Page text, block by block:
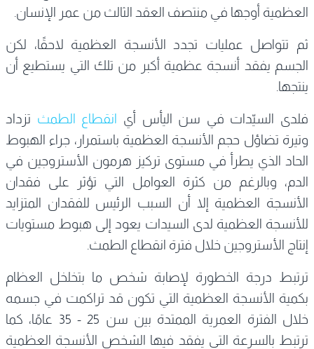
العظمية أوجها في منتصف العقد الثالث من عمر الإنسان.
ثم تتواصل عمليات تجدد الأنسجة العظمية لاحقًا، لكن
الجسم يفقد أنسجة عظمية أكبر من تلك التي يستطيع أن
ينتجها.
فلدى السيّدات في سن اليأس أي انقطاع الطمث تزداد
وتيرة تضاؤل حجم الأنسجة العظمية باستمرار، جراء الهبوط
الحاد الذي يطرأ في مستوى تركيز هرمون الأستروجين في
الدم، وبالرغم من كثرة العوامل التي تؤثر على فقدان
الأنسجة العظمية إلا أن السبب الرئيس للفقدان المتزايد
للأنسجة العظمية لدى السيدات يعود إلى هبوط مستويات
إنتاج الأستروجين خلال فترة انقطاع الطمث.
ترتبط درجة الخطورة لإصابة شخص ما بتخلخل العظام
بكمية الأنسجة العظمية التي تكون قد تراكمت في جسمه
خلال الفترة العمرية الممتدة بين سن 25 - 35 عامًا، كما
ترتبط بالسرعة التي يفقد فيها الشخص الأنسجة العظمية